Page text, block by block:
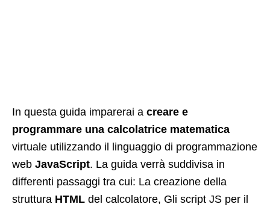
In questa guida imparerai a creare e
programmare una calcolatrice matematica
virtuale utilizzando il linguaggio di programmazione
web JavaScript. La guida verrà suddivisa in
differenti passaggi tra cui: La creazione della
struttura HTML del calcolatore, Gli script JS per il